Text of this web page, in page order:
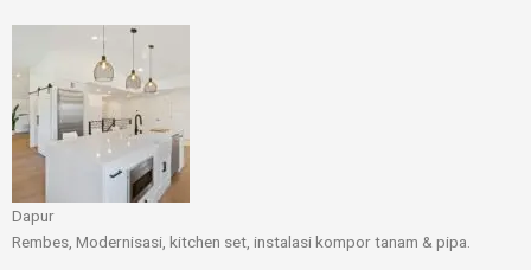
Dapur​
Rembes, Modernisasi, kitchen set, instalasi kompor tanam & pipa.